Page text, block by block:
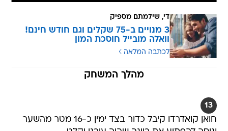
די, שילמתם מספיק
3 מנויים ב-75 שקלים וגם חודש חינם!
וואלה מובייל חוסכת המון
לכתבה המלאה
מהלך המשחק
13
חואן קואדרדו קיבל כדור בצד ימין כ-16 מטר מהשער